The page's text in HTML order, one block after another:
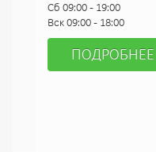
Сб 09:00 - 19:00
Вск 09:00 - 18:00
ПОДРОБНЕЕ